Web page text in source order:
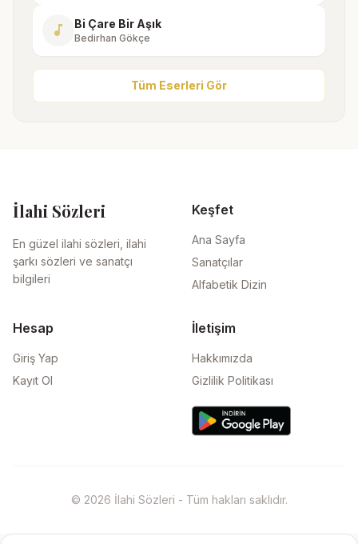
music_note Bi Çare Bir Aşık
Bedirhan Gökçe
Tüm Eserleri Gör
İlahi Sözleri
En güzel ilahi sözleri, ilahi
şarkı sözleri ve sanatçı
bilgileri
Keşfet
Ana Sayfa
Sanatçılar
Alfabetik Dizin
Hesap
Giriş Yap
Kayıt Ol
İletişim
Hakkımızda
Gizlilik Politikası
© 2026 İlahi Sözleri - Tüm hakları saklıdır.